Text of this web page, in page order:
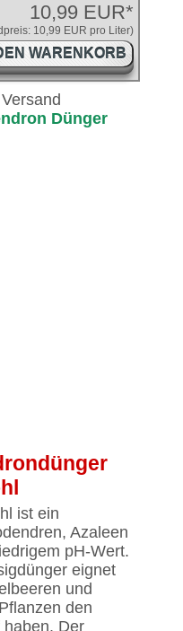
10,99 EUR*
10,99 EUR pro Liter)
WARENKORB
ist ein
Azaleen
pH-Wert.
eignet
und
den
Der